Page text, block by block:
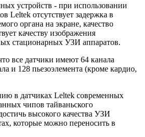
устройств - при использовании
Leltek отсутствует задержка в
органа на экране, качество
качеству изображения
стационарных УЗИ аппаратов.
все датчики имеют 64 канала
и 128 пьезоэлемента (кроме кардио,
в датчиках Leltek современных
чипов тайваньского
высокого качества УЗИ
которые можно переносить в